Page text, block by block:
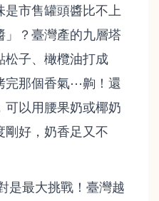
市售罐頭醬比不上
」？臺灣產的九層塔
松子、橄欖油打成
完那個香氣⋯齁！還
以用腰果奶或椰奶
剛好，奶香足又不
是最大挑戰！臺灣越